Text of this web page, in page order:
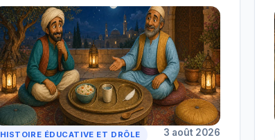
HISTOIRE ÉDUCATIVE ET DRÔLE 3 août 2026